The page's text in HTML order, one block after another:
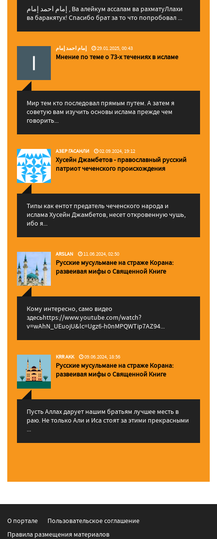
إمام احمد إمام , Ва алейкум ассалам ва рахматуЛлахи
ва баракятух! Спасибо брат за то что попробовал ...
إمام احمد إمام 29.01.2025, 00:43
Мнение по теме о 73-х течениях в исламе
Мир тем кто последовал прямым путем. А затем я
советую вам изучить основы ислама прежде чем
говорить...
АЗЕР ГАСАНЛИ 02.09.2024, 19:12
Хусейн Джамбетов - православный русский
патриот чеченского происхождения
Типы как ентот предатель чеченского народа и
ислама Хусейн Джамбетов, несет откровенную чушь,
ибо я...
ARSLAN 11.06.2024, 02:50
Русские мусульмане на страже Корана:
pазвеивая мифы о Священной Книге
Кому интересно, само видео
здесьhttps://www.youtube.com/watch?
v=wAhN_UEuojU&lc=Ugz6-h0nMPQWTip7AZ94...
KRR AKK 09.06.2024, 18:56
Русские мусульмане на страже Корана:
pазвеивая мифы о Священной Книге
Пусть Аллах дарует нашим братьям лучшее месть в
раю. Не только Али и Иса стоят за этими прекрасными
...
О портале
Пользовательское соглашение
Правила размещения материалов